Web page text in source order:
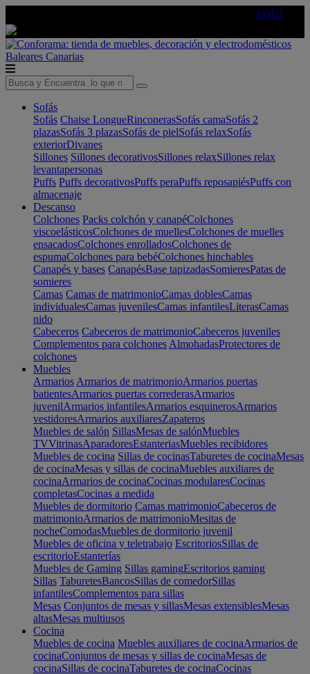
AQUÍ
Baleares Canarias
Sofás
Sofás Chaise LongueRinconerasSofás camaSofás 2
plazasSofás 3 plazasSofás de pielSofás relaxSofás
exteriorDivanes
Sillones Sillones decorativosSillones relaxSillones relax
levantapersonas
Puffs Puffs decorativosPuffs peraPuffs reposapiésPuffs con
almacenaje
Descanso
Colchones Packs colchón y canapéColchones
viscoelásticosColchones de muellesColchones de muelles
ensacadosColchones enrolladosColchones de
espumaColchones para bebéColchones hinchables
Canapés y bases CanapésBase tapizadasSomieresPatas de
somieres
Camas Camas de matrimonioCamas doblesCamas
individualesCamas juvenilesCamas infantilesLiterasCamas
nido
Cabeceros Cabeceros de matrimonioCabeceros juveniles
Complementos para colchones AlmohadasProtectores de
colchones
Muebles
Armarios Armarios de matrimonioArmarios puertas
batientesArmarios puertas correderasArmarios
juvenilArmarios infantilesArmarios esquinerosArmarios
vestidoresArmarios auxiliaresZapateros
Muebles de salón SillasMesas de salónMuebles
TVVitrinasAparadoresEstanteriasMuebles recibidores
Muebles de cocina Sillas de cocinasTaburetes de cocinaMesas
de cocinaMesas y sillas de cocinaMuebles auxiliares de
cocinaArmarios de cocinaCocinas modularesCocinas
completasCocinas a medida
Muebles de dormitorio Camas matrimonioCabeceros de
matrimonioArmarios de matrimonioMesitas de
nocheComodasMuebles de dormitorio juvenil
Muebles de oficina y teletrabajo EscritoriosSillas de
escritorioEstanterías
Muebles de Gaming Sillas gamingEscritorios gaming
Sillas TaburetesBancosSillas de comedorSillas
infantilesComplementos para sillas
Mesas Conjuntos de mesas y sillasMesas extensiblesMesas
altasMesas multiusos
Cocina
Muebles de cocina Muebles auxiliares de cocinaArmarios de
cocinaConjuntos de mesas y sillas de cocinaMesas de
cocinaSillas de cocinaTaburetes de cocinaCocinas